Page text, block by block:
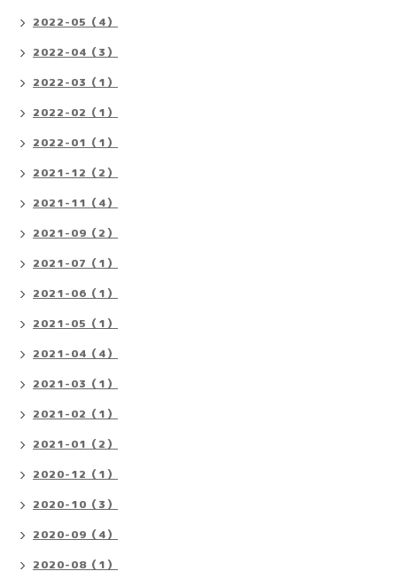
2022-05（4）
2022-04（3）
2022-03（1）
2022-02（1）
2022-01（1）
2021-12（2）
2021-11（4）
2021-09（2）
2021-07（1）
2021-06（1）
2021-05（1）
2021-04（4）
2021-03（1）
2021-02（1）
2021-01（2）
2020-12（1）
2020-10（3）
2020-09（4）
2020-08（1）